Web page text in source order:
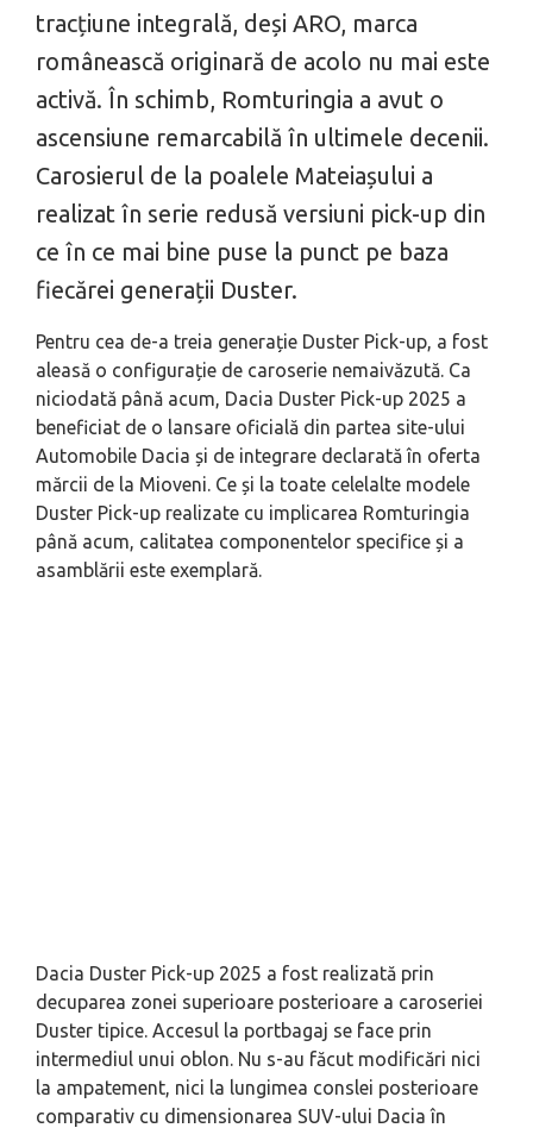
tracțiune integrală, deși ARO, marca
românească originară de acolo nu mai este
activă. În schimb, Romturingia a avut o
ascensiune remarcabilă în ultimele decenii.
Carosierul de la poalele Mateiașului a
realizat în serie redusă versiuni pick-up din
ce în ce mai bine puse la punct pe baza
fiecărei generații Duster.
Pentru cea de-a treia generație Duster Pick-up, a fost
aleasă o configurație de caroserie nemaivăzută. Ca
niciodată până acum, Dacia Duster Pick-up 2025 a
beneficiat de o lansare oficială din partea site-ului
Automobile Dacia și de integrare declarată în oferta
mărcii de la Mioveni. Ce și la toate celelalte modele
Duster Pick-up realizate cu implicarea Romturingia
până acum, calitatea componentelor specifice și a
asamblării este exemplară.
Dacia Duster Pick-up 2025 a fost realizată prin
decuparea zonei superioare posterioare a caroseriei
Duster tipice. Accesul la portbagaj se face prin
intermediul unui oblon. Nu s-au făcut modificări nici
la ampatement, nici la lungimea conslei posterioare
comparativ cu dimensionarea SUV-ului Dacia în